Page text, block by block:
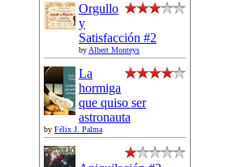
Orgullo
y
Satisfacción #2
by Albert Monteys
La
hormiga
que quiso ser
astronauta
by Félix J. Palma